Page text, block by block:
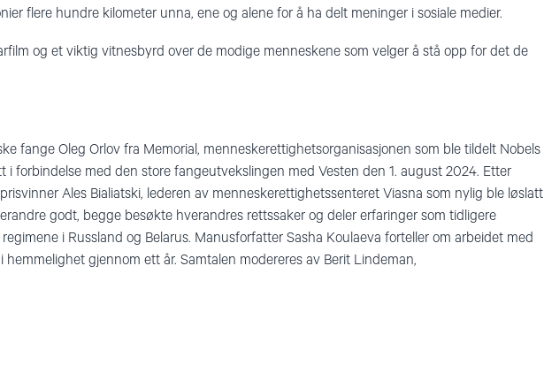
flere hundre kilometer unna, ene og alene for å ha delt meninger i sosiale medier.
og et viktig vitnesbyrd over de modige menneskene som velger å stå opp for det de
fange Oleg Orlov fra Memorial, menneskerettighetsorganisasjonen som ble tildelt Nobels
i forbindelse med den store fangeutvekslingen med Vesten den 1. august 2024. Etter
Ales Bialiatski, lederen av menneskerettighetssenteret Viasna som nylig ble løslatt
godt, begge besøkte hverandres rettssaker og deler erfaringer som tidligere
i Russland og Belarus. Manusforfatter Sasha Koulaeva forteller om arbeidet med
gjennom ett år. Samtalen modereres av Berit Lindeman,